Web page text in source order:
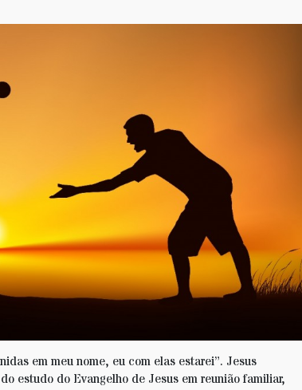
em meu nome, eu com elas estarei”. Jesus
estudo do Evangelho de Jesus em reunião familiar,